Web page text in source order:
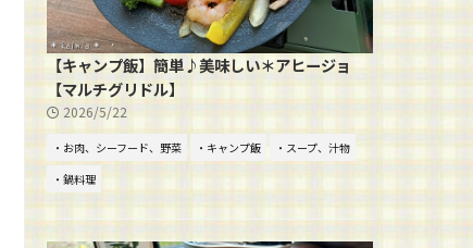
【キャンプ飯】簡単♪美味しい＊アヒージョ
【マルチグリドル】
2026/5/22
・お肉、シーフード、野菜 ・キャンプ飯
・スープ、汁物
・鍋料理